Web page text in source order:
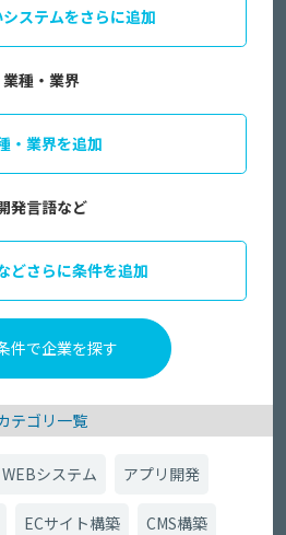
ステムをさらに追加
業種・業界
・業界を追加
発言語など
どさらに条件を追加
テゴリ一覧
WEBシステム アプリ開発
ECサイト構築 CMS構築